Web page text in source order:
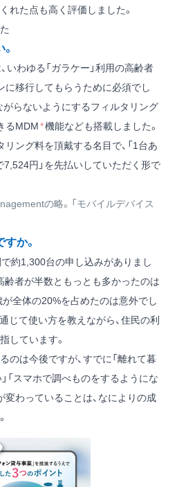
れた点も高く評価しました。
いわゆる「ガラケー」利用の高齢者
に移行してもらうために必須でし
がらないようにするフィルタリング
るMDM*機能なども搭載しました。
ング料を頂戴する名目で、「1台あ
7,524円」を先払いしていただく形で
の略。「モバイルデバイス
か。
約1,300台の申し込みがありまし
齢者が半数ともっとも多かったのは
全体の20%を占めたのは意外でし
じて使い方を教えながら、住民の利
しています。
は今後ですが、すでに「離れて暮
「スマホで調べものをするようにな
変わっていることは、なによりの成